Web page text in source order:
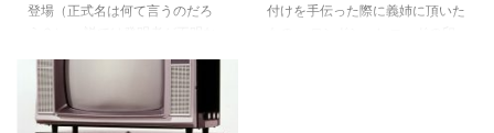
創刊号から ...
のですぐに飛びついたのですが、
登場（正式名は何て言うのだろ
こんなものも出品していたんだと
驚きつつ、またもヤフオクで落札
しました。 古い物を大切に（持
付けを手伝った際に義姉に頂いた